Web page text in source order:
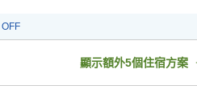
OFF
顯示額外5個住宿方案